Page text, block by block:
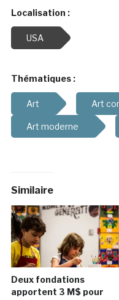
Localisation :
USA
Thématiques :
Art Art
Art moderne
Similaire
Deux fondations
apportent 3 M$ pour